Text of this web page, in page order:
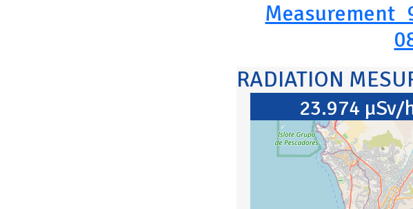
RADIATION
23.974 µSv/